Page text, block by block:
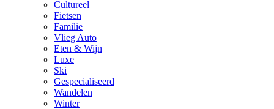
Cultureel
Fietsen
Familie
Vlieg Auto
Eten & Wijn
Luxe
Ski
Gespecialiseerd
Wandelen
Winter